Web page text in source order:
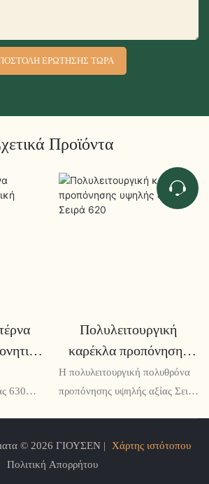
ΕΡΏΤΗΣΗΣ ΤΏΡΑ
Προϊόντα
630
630
Πολυλειτουργική
καρέκλα προπόνησης
υψηλής αξίας Σειρά 620
Η πολυλειτουργική πολυθρόνα
προπόνησης υψηλής αξίας Σειρά
καθιστώντας την την τέλεια
προσθήκη σε κάθε αίθουσα
© 2026 ΓΙΟΥΣΕΝ | Χάρτης ιστότοπου
Πολιτική Απορρήτου